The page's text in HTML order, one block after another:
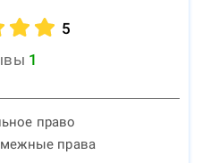
5
1
право
права